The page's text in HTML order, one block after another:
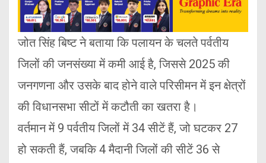
जोत सिंह बिष्ट ने बताया कि पलायन के चलते पर्वतीय
जिलों की जनसंख्या में कमी आई है, जिससे 2025 की
जनगणना और उसके बाद होने वाले परिसीमन में इन क्षेत्रों
की विधानसभा सीटों में कटौती का खतरा है।
वर्तमान में 9 पर्वतीय जिलों में 34 सीटें हैं, जो घटकर 27
हो सकती हैं, जबकि 4 मैदानी जिलों की सीटें 36 से